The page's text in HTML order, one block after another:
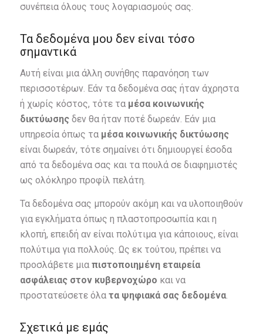
συνέπεια όλους τους λογαριασμούς σας.
Τα δεδομένα μου δεν είναι τόσο
σημαντικά
Αυτή είναι μια άλλη συνήθης παρανόηση των
περισσοτέρων. Εάν τα δεδομένα σας ήταν άχρηστα
ή χωρίς κόστος, τότε ταμέσα κοινωνικής
δικτύωσηςδεν θα ήταν ποτέ δωρεάν. Εάν μια
υπηρεσία όπως τα μέσα κοινωνικής δικτύωσης
είναι δωρεάν, τότε σημαίνει ότι δημιουργεί έσοδα
από τα δεδομένα σας και τα πουλά σε διαφημιστές
ως ολόκληρο προφίλ πελάτη.
Τα δεδομένα σας μπορούν ακόμη και να υλοποιηθούν
για εγκλήματα όπως η πλαστοπροσωπία και η
κλοπή, επειδή αν είναι πολύτιμα για κάποιους, είναι
πολύτιμα για πολλούς. Ως εκ τούτου, πρέπει να
προσλάβετε μια πιστοποιημένη εταιρεία
ασφάλειας στον κυβερνοχώρο και να
προστατεύσετε όλα τα ψηφιακά σας δεδομένα.
Σχετικά με εμάς